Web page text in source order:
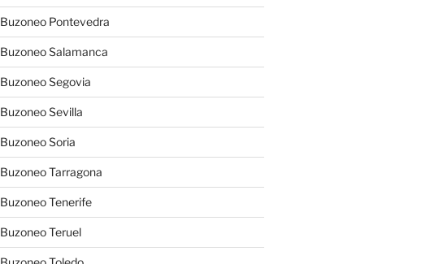
Buzoneo Pontevedra
Buzoneo Salamanca
Buzoneo Segovia
Buzoneo Sevilla
Buzoneo Soria
Buzoneo Tarragona
Buzoneo Tenerife
Buzoneo Teruel